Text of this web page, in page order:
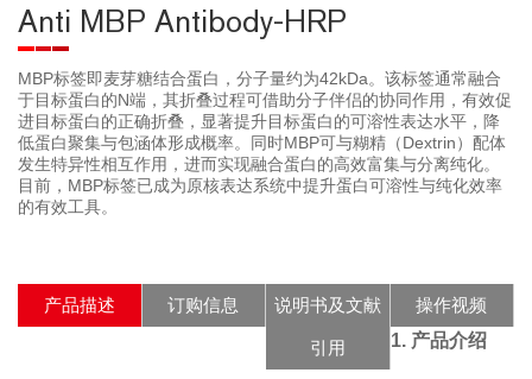
Anti MBP Antibody-HRP
MBP标签即麦芽糖结合蛋白，分子量约为42kDa。该标签通常融合
于目标蛋白的N端，其折叠过程可借助分子伴侣的协同作用，有效促
进目标蛋白的正确折叠，显著提升目标蛋白的可溶性表达水平，降
低蛋白聚集与包涵体形成概率。同时MBP可与糊精（Dextrin）配体
发生特异性相互作用，进而实现融合蛋白的高效富集与分离纯化。
目前，MBP标签已成为原核表达系统中提升蛋白可溶性与纯化效率
的有效工具。
产品描述 订购信息 说明书及文献
引用
操作视频
1. 产品介绍